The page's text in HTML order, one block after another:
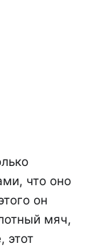
что оно
он
мяч,
этот